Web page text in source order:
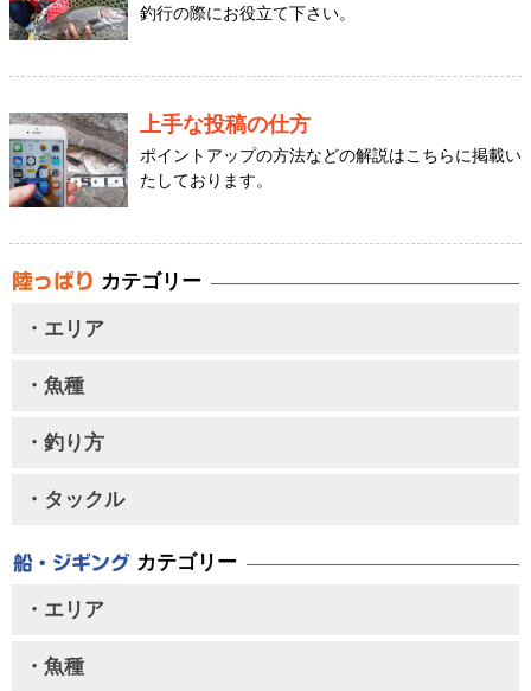
釣行の際にお役立て下さい。
上手な投稿の仕方
ポイントアップの方法などの解説はこちらに掲載い
たしております。
カテゴリー
・エリア
・魚種
・釣り方
・タックル
カテゴリー
・エリア
・魚種